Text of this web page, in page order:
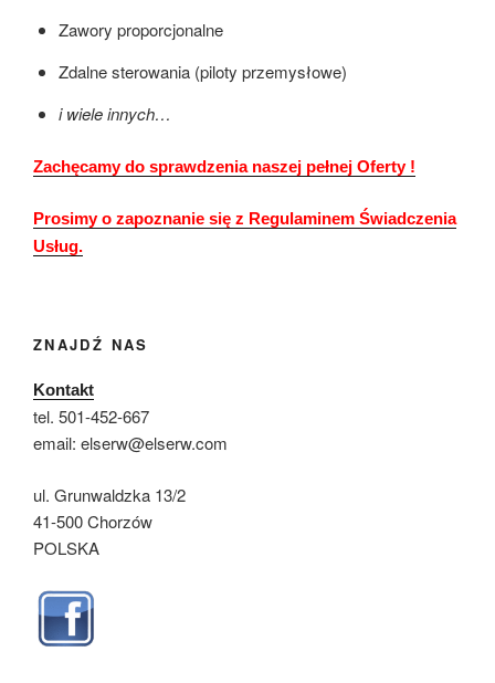
Zawory proporcjonalne
Zdalne sterowania (piloty przemysłowe)
i wiele innych…
Zachęcamy do sprawdzenia naszej pełnej Oferty !
Prosimy o zapoznanie się z Regulaminem Świadczenia
Usług.
ZNAJDŹ NAS
Kontakt
tel. 501-452-667
email: elserw@elserw.com
ul. Grunwaldzka 13/2
41-500 Chorzów
POLSKA